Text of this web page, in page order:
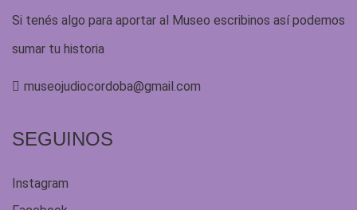
Si tenés algo para aportar al Museo escribinos así podemos
sumar tu historia
museojudiocordoba@gmail.com
SEGUINOS
Instagram